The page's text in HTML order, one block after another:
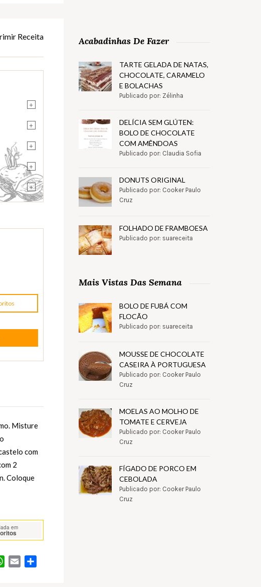
Receita
+
+
+
+
+
Misture
com
2
Coloque
em
WhatsApp
Email
Acabadinhas De Fazer
TARTE GELADA DE NATAS,
CHOCOLATE, CARAMELO
E BOLACHAS
Publicado por: Zélinha
DELÍCIA SEM GLÚTEN:
BOLO DE CHOCOLATE
COM AMÊNDOAS
Publicado por: Claudia Sofia
DONUTS ORIGINAL
Publicado por: Cooker Paulo
Cruz
FOLHADO DE FRAMBOESA
Publicado por: suareceita
Mais Vistas Das Semana
BOLO DE FUBÁ COM
FLOCÃO
Publicado por: suareceita
MOUSSE DE CHOCOLATE
CASEIRA À PORTUGUESA
Publicado por: Cooker Paulo
Cruz
MOELAS AO MOLHO DE
TOMATE E CERVEJA
Publicado por: Cooker Paulo
Cruz
FÍGADO DE PORCO EM
CEBOLADA
Publicado por: Cooker Paulo
Cruz